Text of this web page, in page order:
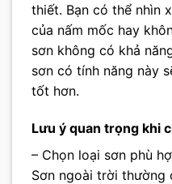
thiết. Bạn có thể nhìn
của nấm mốc hay
sơn không có khả
sơn có tính năng này
tốt hơn.
Lưu ý quan trọng khi
– Chọn loại sơn phù
Sơn ngoài trời thường